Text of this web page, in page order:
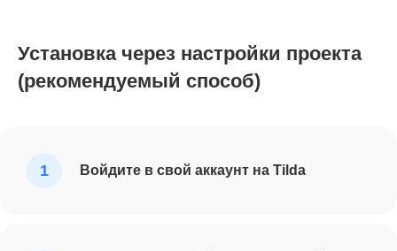
Установка через настройки проекта
(рекомендуемый способ)
Войдите в свой аккаунт на Tilda